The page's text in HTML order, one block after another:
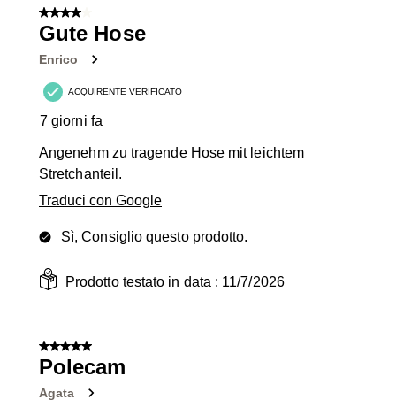
recensioni.
4 su 5 stelle.
Gute Hose
Enrico
ACQUIRENTE VERIFICATO
7 giorni fa
Angenehm zu tragende Hose mit leichtem
Stretchanteil.
Traduci con Google
Sì, Consiglio questo prodotto.
Prodotto testato in data : 11/7/2026
5 su 5 stelle.
Polecam
Agata